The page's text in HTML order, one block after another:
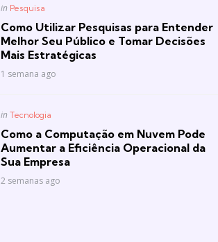
Posted
in Pesquisa
Como Utilizar Pesquisas para Entender
Melhor Seu Público e Tomar Decisões
Mais Estratégicas
1 semana ago
Posted
in Tecnologia
Como a Computação em Nuvem Pode
Aumentar a Eficiência Operacional da
Sua Empresa
2 semanas ago